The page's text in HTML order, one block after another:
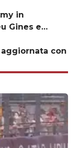
in
Gines e
con